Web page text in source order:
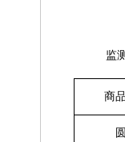
监测单
商
圆